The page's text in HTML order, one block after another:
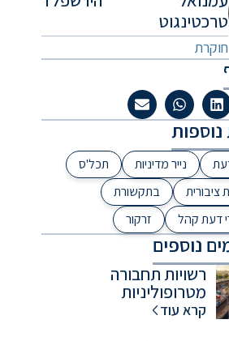
טרכטינגוט
חוקרת
נוספות
נייר מדיניות
תכל'ס
ציבורית
בתקשורת
דעת קהל
זרקור
נוספים
רשויות תחבורה
מטרופוליניות
קרא עוד